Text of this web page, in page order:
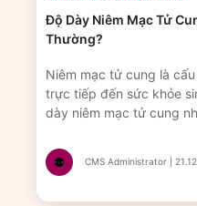
Độ Dày Niêm Mạc Tử
Thường?
Niêm mạc tử cung là
trực tiếp đến sức khỏe sinh
dày niêm mạc tử cung
CMS Administrator |